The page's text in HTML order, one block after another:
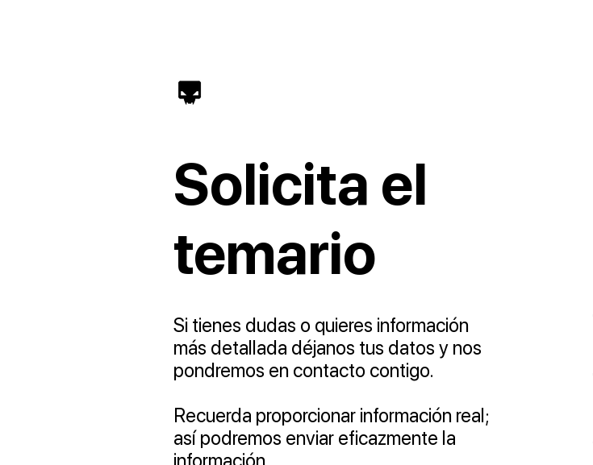
Solicita el
temario
Si tienes dudas o quieres información
más detallada déjanos tus datos y nos
pondremos en contacto contigo.
Recuerda proporcionar información real;
así podremos enviar eficazmente la